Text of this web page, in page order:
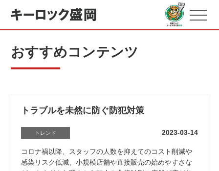
おすすめコンテンツ
トラブルを未然に防ぐ防犯対策
トレンド 2023-03-14
コロナ禍以降、スタッフの人数を抑えてのコスト削減や
感染リスク低減、小規模店舗や直接販売の始めやすさな